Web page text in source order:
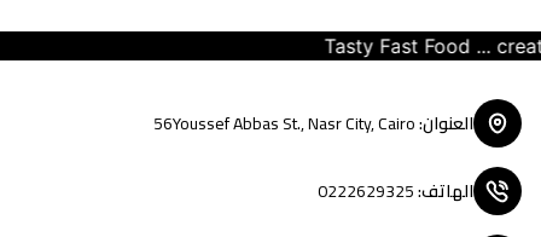
Tasty Fast Food ... create
العنوان:
56Youssef Abbas St., Nasr City, Cairo
الهاتف:
0222629325